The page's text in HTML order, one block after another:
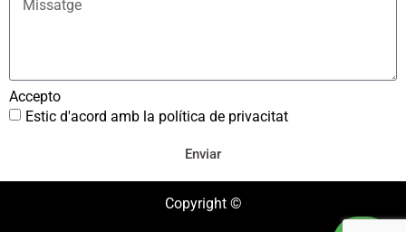
Accepto
Estic d'acord amb la política de privacitat
Enviar
Copyright ©